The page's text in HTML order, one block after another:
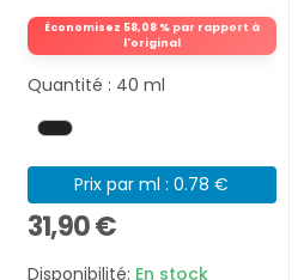
Économisez 58,08 % par rapport à
l'original
Quantité : 40 ml
Prix par ml : 0.78 €
31,90 €
Disponibilité: En stock